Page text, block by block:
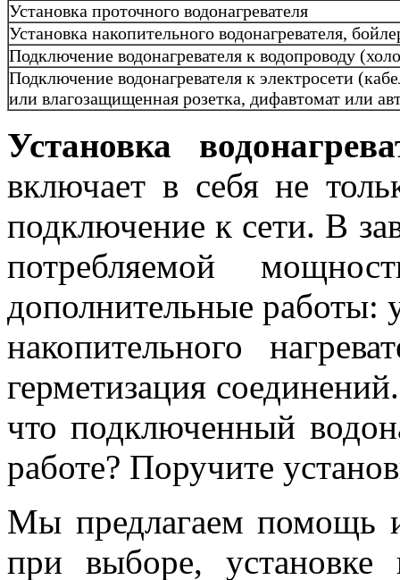
Установка проточного водонагревателя
Установка накопительного водонагревателя,
Подключение водонагревателя к водопроводу
Подключение водонагревателя к электросети
или влагозащищенная розетка, дифавтомат или
Установка
включает в себя не
подключение к сети. В
потребляемой
дополнительные работы:
накопительного
герметизация
что подключенный
работе? Поручите
Мы предлагаем помощь
при выборе,